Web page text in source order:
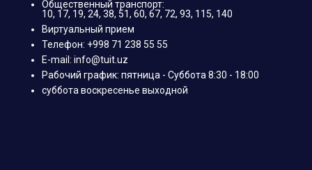
Общественный транспорт:
10, 17, 19, 24, 38, 51, 60, 67, 72, 93, 115, 140
Виртуальный прием
Телефон: +998 71 238 55 55
E-mail: info@tuit.uz
Рабочий график: пятница - Суббота 8:30 - 18:00
суббота воскресенье выходной